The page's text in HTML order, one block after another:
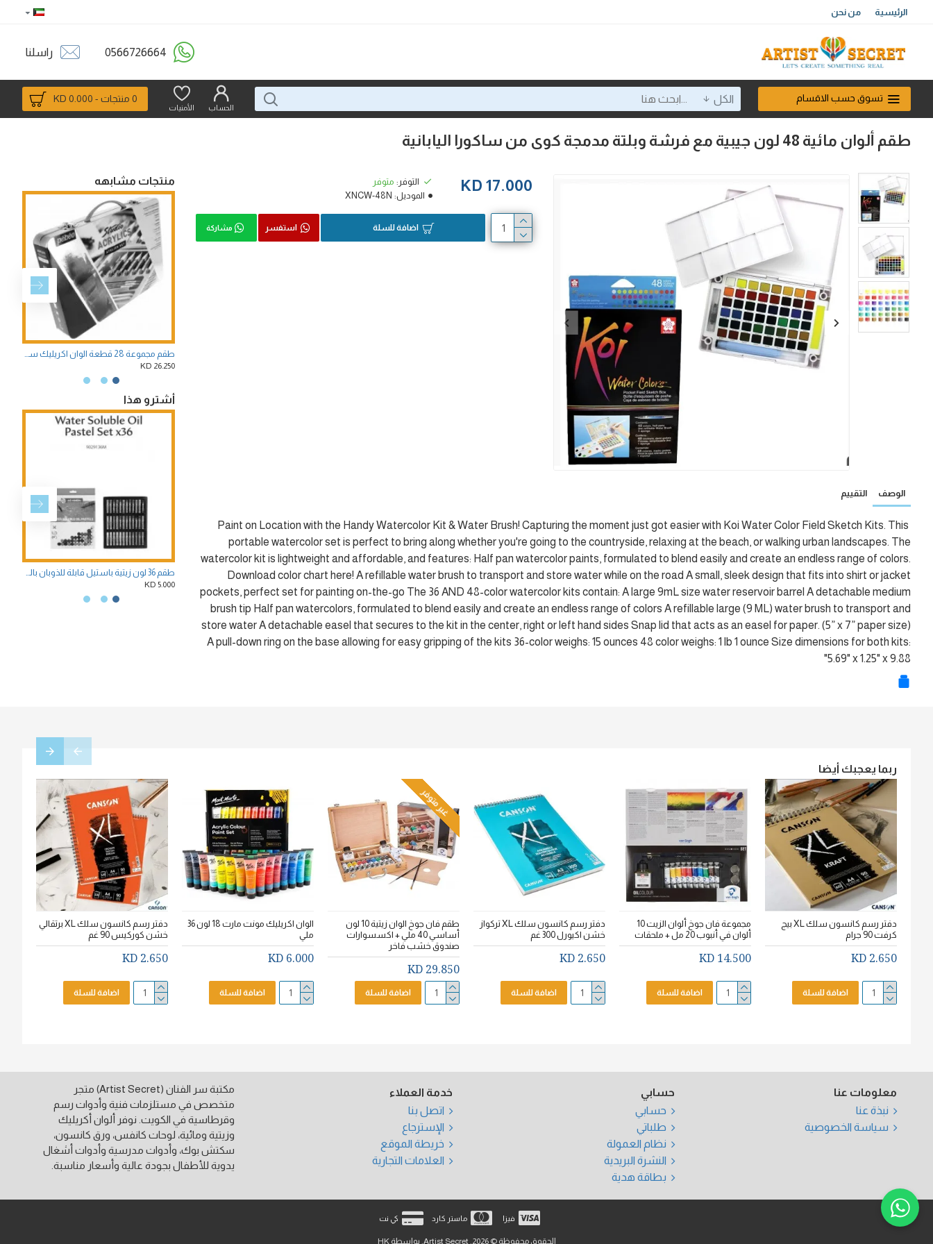
الرئيسية من نحن
0566726664 راسلنا
تسوق حسب الاقسام الكل
الحساب الأمنيات
0 منتجات - 0.000 KD
طقم ألوان مائية 48 لون جيبية مع فرشة وبلتة مدمجة كوى من ساكورا اليابانية
17.000 KD التوفر: متوفر
الموديل: XNCW-48N
اضافة للسلة استفسر مشاركة
الوصف التقييم
Paint on Location with the Handy Watercolor Kit & Water Brush! Capturing the moment just got easier with Koi Water Color Field Sketch Kits. This
portable watercolor set is perfect to bring along whether you're going to the countryside, relaxing at the beach, or walking urban landscapes. The
watercolor kit is lightweight and affordable, and features: Half pan watercolor paints, formulated to blend easily and create an endless range of colors.
Download color chart here! A refillable water brush to transport and store water while on the road A small, sleek design that fits into shirt or jacket
pockets, perfect set for painting on-the-go The 36 AND 48-color watercolor kits contain: A large 9mL size water reservoir barrel A detachable medium
brush tip Half pan watercolors, formulated to blend easily and create an endless range of colors A refillable large (9 ML) water brush to transport and
store water A detachable easel that secures to the kit in the center, right or left hand sides Snap lid that acts as an easel for paper. (5” x 7” paper size)
A pull-down ring on the base allowing for easy gripping of the kits 36-color weighs: 15 ounces 48 color weighs: 1 lb 1 ounce Size dimensions for both kits:
5.69" x 1.25" x 9.88"
منتجات مشابهه
طقم مجموعة 28 قطعة الوان اكريليك ستوديو شنطة معدنية متكاملة بيبيو الفرنسية
26.250 KD
أشترو هذا
طقم 36 لون زيتية باستيل قابلة للذوبان بالماء من رويال تالنس
5.000 KD
ربما يعجبك أيضا
دفتر رسم كانسون سلك XL بيج
كرفت 90 جرام
2.650 KD
اضافة للسلة
مجموعة فان جوخ ألوان الزيت 10
ألوان في أنبوب 20 مل + ملحقات
14.500 KD
اضافة للسلة
دفتر رسم كانسون سلك XL تركواز
خشن اكيورل 300 غم
2.650 KD
اضافة للسلة
غير متوفر
طقم فان جوخ الوان زيتية 10 لون
أساسي 40 ملي + اكسسوارات
صندوق خشب فاخر
29.850 KD
اضافة للسلة
الوان اكريليك مونت مارت 18 لون 36
ملي
6.000 KD
اضافة للسلة
دفتر رسم كانسون سلك XL برتقالي
خشن كوركيس 90 غم
2.650 KD
اضافة للسلة
معلومات عنا
نبذة عنا
سياسة الخصوصية
حسابي
حسابي
طلباتي
نظام العمولة
النشرة البريدية
بطاقة هدية
خدمة العملاء
اتصل بنا
الإسترجاع
خريطة الموقع
العلامات التجارية
مكتبة سر الفنان (Artist Secret) متجر
متخصص في مستلزمات فنية وأدوات رسم
وقرطاسية في الكويت. نوفر ألوان أكريليك
وزيتية ومائية، لوحات كانفس، ورق كانسون،
سكتش بوك، وأدوات مدرسية وأدوات أشغال
يدوية للأطفال بجودة عالية وأسعار مناسبة.
فيزا ماستر كارد كي نت
الحقوق محفوظة © 2026, Artist Secret, بواسطة HK